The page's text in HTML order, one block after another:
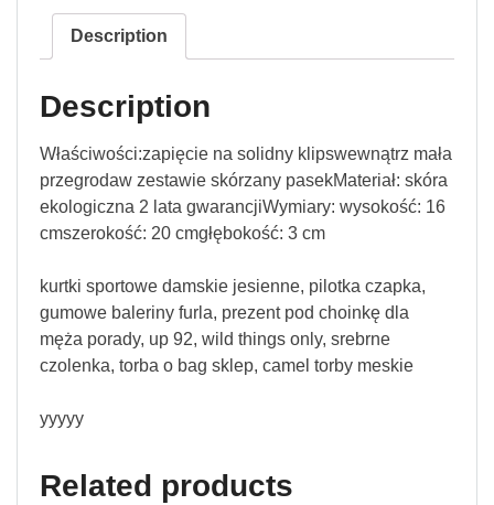
Description
Description
Właściwości:zapięcie na solidny klipswewnątrz mała
przegrodaw zestawie skórzany pasekMateriał: skóra
ekologiczna 2 lata gwarancjiWymiary: wysokość: 16
cmszerokość: 20 cmgłębokość: 3 cm
kurtki sportowe damskie jesienne, pilotka czapka,
gumowe baleriny furla, prezent pod choinkę dla
męża porady, up 92, wild things only, srebrne
czolenka, torba o bag sklep, camel torby meskie
yyyyy
Related products